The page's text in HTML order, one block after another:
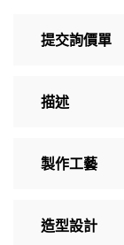
提交詢價單
描述
製作工藝
造型設計